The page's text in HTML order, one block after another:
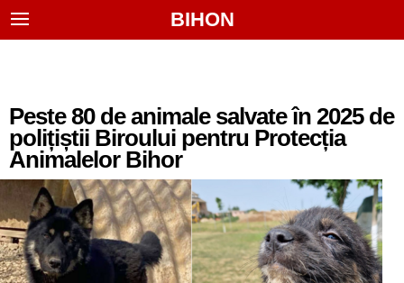
BIHON
Peste 80 de animale salvate în 2025 de
polițiștii Biroului pentru Protecția
Animalelor Bihor